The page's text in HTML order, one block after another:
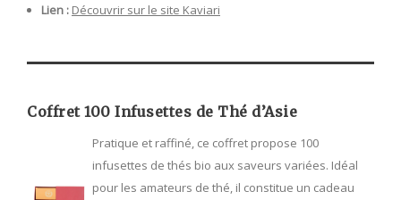
Lien : Découvrir sur le site Kaviari
Coffret 100 Infusettes de Thé d’Asie
Pratique et raffiné, ce coffret propose 100
infusettes de thés bio aux saveurs variées. Idéal
pour les amateurs de thé, il constitue un cadeau